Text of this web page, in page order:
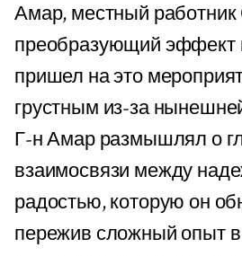
Амар, местный
преобразующий эффект
пришел на это
грустным из-за
Г-н Амар размышлял о
взаимосвязи между
радостью, которую он
пережив сложный опыт